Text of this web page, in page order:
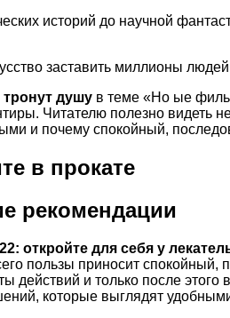
историй до научной
заставить миллионы
душу в теме «Но ые
Читателю полезно видеть
и почему спокойный,
в прокате
рекомендации
откройте для себя у
пользы приносит
действий и только после
которые выглядят